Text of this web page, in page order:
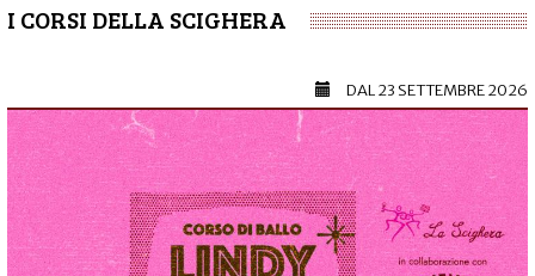
I CORSI DELLA SCIGHERA
DAL23 SETTEMBRE 2026